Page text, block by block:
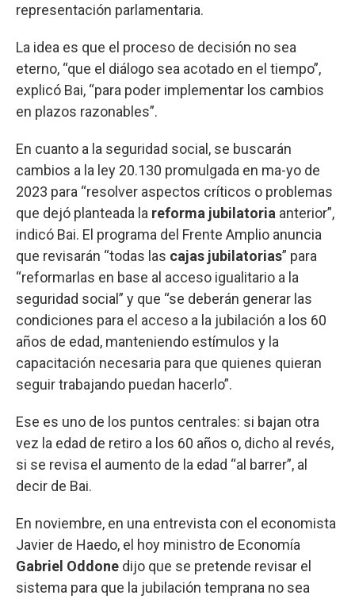
representación parlamentaria.
La idea es que el proceso de decisión no sea
eterno, “que el diálogo sea acotado en el tiempo”,
explicó Bai, “para poder implementar los cambios
en plazos razonables”.
En cuanto a la seguridad social, se buscarán
cambios a la ley 20.130 promulgada en ma-yo de
2023 para “resolver aspectos críticos o problemas
que dejó planteada la reforma jubilatoria anterior”,
indicó Bai. El programa del Frente Amplio anuncia
que revisarán “todas las cajas jubilatorias” para
“reformarlas en base al acceso igualitario a la
seguridad social” y que “se deberán generar las
condiciones para el acceso a la jubilación a los 60
años de edad, manteniendo estímulos y la
capacitación necesaria para que quienes quieran
seguir trabajando puedan hacerlo”.
Ese es uno de los puntos centrales: si bajan otra
vez la edad de retiro a los 60 años o, dicho al revés,
si se revisa el aumento de la edad “al barrer”, al
decir de Bai.
En noviembre, en una entrevista con el economista
Javier de Haedo, el hoy ministro de Economía
Gabriel Oddone dijo que se pretende revisar el
sistema para que la jubilación temprana no sea